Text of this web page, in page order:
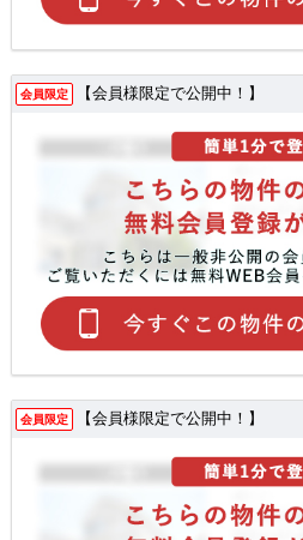
会員限定 【会員様限定で公開中！】
会員限定 【会員様限定で公開中！】